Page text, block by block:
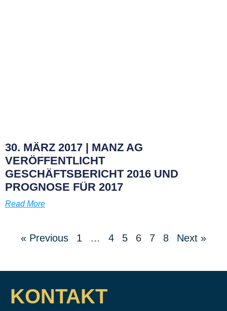
30. MÄRZ 2017 | MANZ AG
VERÖFFENTLICHT
GESCHÄFTSBERICHT 2016 UND
PROGNOSE FÜR 2017
Read More
« Previous 1 … 4 5 6 7 8 Next »
KONTAKT